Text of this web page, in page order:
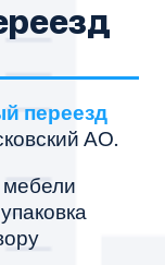
переезд
АО.